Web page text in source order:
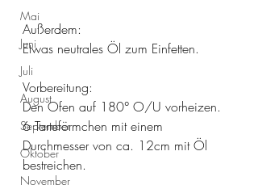
Mai
Juni
Juli
August
September
Oktober
November
Außerdem:
Etwas neutrales Öl zum Einfetten.
Vorbereitung:
Den Ofen auf 180° O/U vorheizen.
6 Tarteförmchen mit einem
Durchmesser von ca. 12cm mit Öl
bestreichen.